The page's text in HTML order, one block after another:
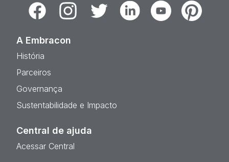
FacebookInstagramTwitter LinkedinYoutubePinterest
A Embracon
História
Parceiros
Governança
Sustentabilidade e Impacto
Central de ajuda
Acessar Central